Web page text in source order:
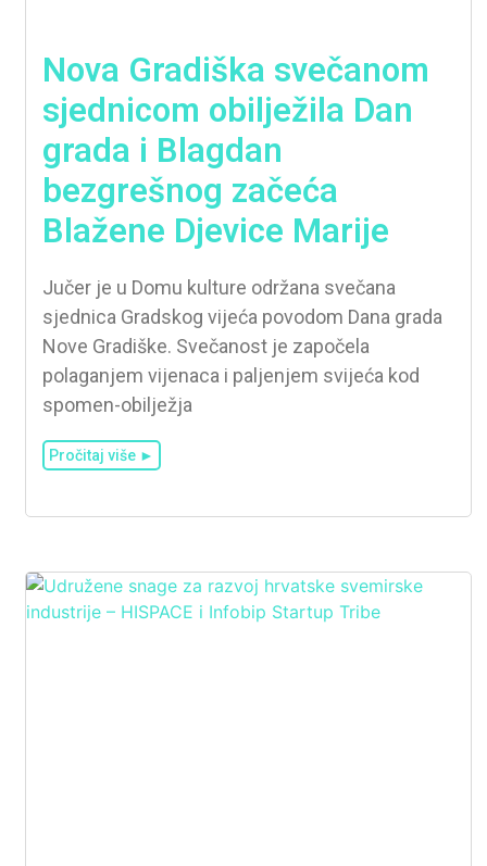
Nova Gradiška svečanom
sjednicom obilježila Dan
grada i Blagdan
bezgrešnog začeća
Blažene Djevice Marije
Jučer je u Domu kulture održana svečana
sjednica Gradskog vijeća povodom Dana grada
Nove Gradiške. Svečanost je započela
polaganjem vijenaca i paljenjem svijeća kod
spomen-obilježja
Pročitaj više ►